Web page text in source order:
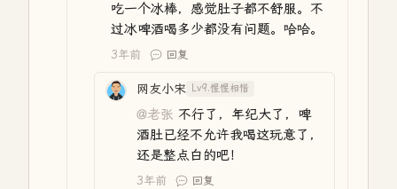
吃一个冰棒，感觉肚子都不舒服。不
过冰啤酒喝多少都没有问题。哈哈。
3年前 回复
网友小宋 Lv9.惺惺相惜
@老张 不行了，年纪大了，啤
酒肚已经不允许我喝这玩意了，
还是整点白的吧！
3年前 回复